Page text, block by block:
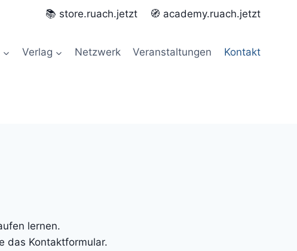
📚 store.ruach.jetzt 🧭 academy.ruach.jetzt
Verlag Netzwerk Veranstaltungen Kontakt
lernen.
das Kontaktformular.